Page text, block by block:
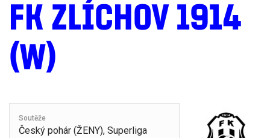
FK ZLÍCHOV 1914
(W)
Soutěže
Český pohár (ŽENY), Superliga